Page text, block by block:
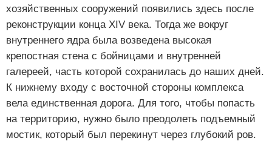
хозяйственных сооружений появились здесь после
реконструкции конца XIV века. Тогда же вокруг
внутреннего ядра была возведена высокая
крепостная стена с бойницами и внутренней
галереей, часть которой сохранилась до наших дней.
К нижнему входу с восточной стороны комплекса
вела единственная дорога. Для того, чтобы попасть
на территорию, нужно было преодолеть подъемный
мостик, который был перекинут через глубокий ров.